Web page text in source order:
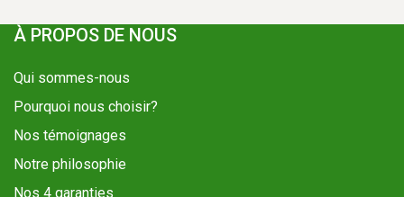
À PROPOS DE NOUS
Qui sommes-nous
Pourquoi nous choisir?
Nos témoignages
Notre philosophie
Nos 4 garanties